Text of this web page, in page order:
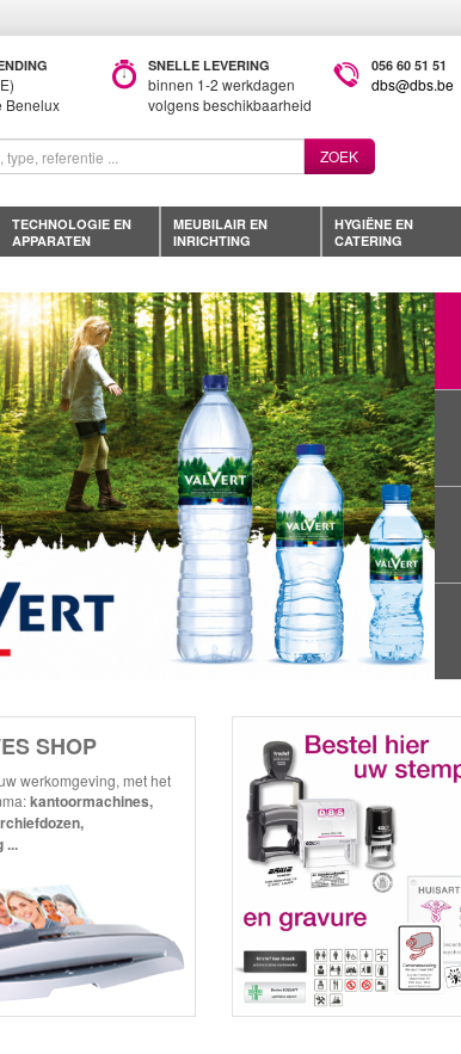
Benelux
SNELLE LEVERING
binnen 1-2 werkdagen
volgens beschikbaarheid
056 60 51 51
dbs@dbs.be
ZOEK
TECHNOLOGIE EN
APPARATEN
MEUBILAIR EN
INRICHTING
HYGIËNE EN
CATERING
SHOP
werkomgeving, met het
kantoormachines,
...